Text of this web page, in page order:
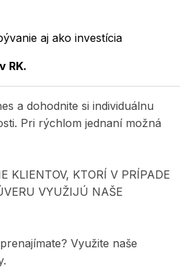
aj ako investícia
RK.
a dohodnite si individuálnu
Pri rýchlom jednaní možná
KLIENTOV, KTORÍ V PRÍPADE
VYUŽIJÚ NAŠE
Využite naše